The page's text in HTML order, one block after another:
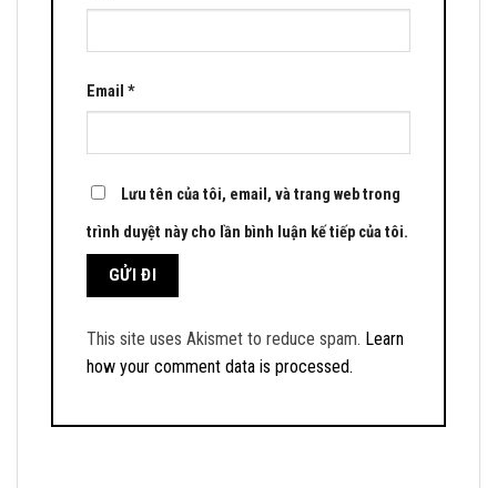
Email *
Lưu tên của tôi, email, và trang web trong
trình duyệt này cho lần bình luận kế tiếp của tôi.
This site uses Akismet to reduce spam. Learn
how your comment data is processed.